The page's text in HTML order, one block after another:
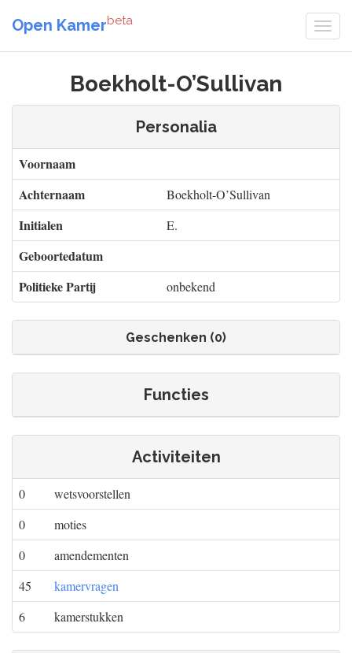
Open Kamerbeta
Boekholt-O’Sullivan
Personalia
Voornaam
Achternaam
Boekholt-O’Sullivan
Initialen E.
Geboortedatum
Politieke Partij
onbekend
Geschenken (0)
Functies
Activiteiten
0
wetsvoorstellen
0
moties
0
amendementen
45
kamervragen
6
kamerstukken